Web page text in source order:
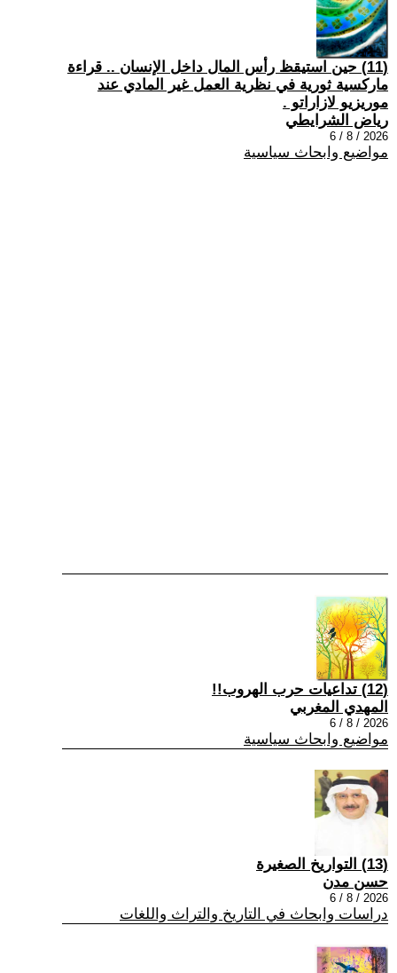
(11) حين استيقظ رأس المال داخل الإنسان .. قراءة
ماركسية ثورية في نظرية العمل غير المادي عند
موريزيو لازاراتو .
رياض الشرايطي
2026 / 8 / 6
مواضيع وابحاث سياسية
(12) تداعيات حرب الهروب!!
المهدي المغربي
2026 / 8 / 6
مواضيع وابحاث سياسية
(13) التواريخ الصغيرة
حسن مدن
2026 / 8 / 6
دراسات وابحاث في التاريخ والتراث واللغات